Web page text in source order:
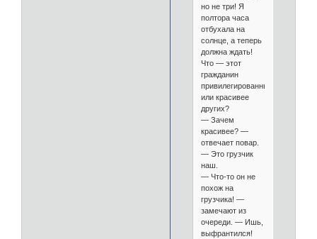
но не три! Я
полтора часа
отбухала на
солнце, а теперь
должна ждать!
Что — этот
гражданин
привилегированный
или красивее
других?
— Зачем
красивее? —
отвечает повар.
— Это грузчик
наш.
— Что-то он не
похож на
грузчика! —
замечают из
очереди. — Ишь,
выфрантился!